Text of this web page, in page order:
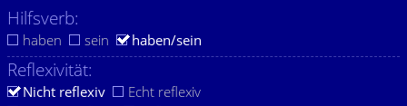
Hilfsverb:
haben sein haben/sein
Reflexivität:
Nicht reflexiv
Echt reflexiv